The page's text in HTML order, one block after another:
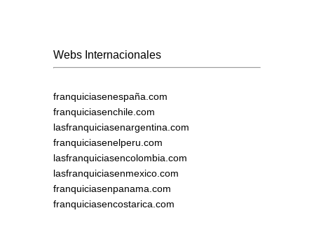
Webs Internacionales
franquiciasenespaña.com
franquiciasenchile.com
lasfranquiciasenargentina.com
franquiciasenelperu.com
lasfranquiciasencolombia.com
lasfranquiciasenmexico.com
franquiciasenpanama.com
franquiciasencostarica.com